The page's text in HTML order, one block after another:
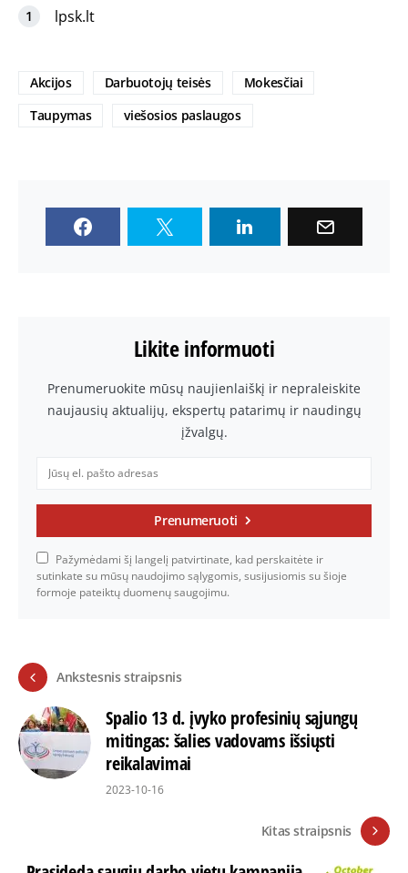
lpsk.lt
Akcijos Darbuotojų teisės
Mokesčiai
Taupymas
viešosios paslaugos
Likite informuoti
Prenumeruokite mūsų naujienlaiškį ir nepraleiskite
naujausių aktualijų, ekspertų patarimų ir naudingų
įžvalgų.
Prenumeruoti
Pažymėdami šį langelį patvirtinate, kad perskaitėte ir
sutinkate su mūsų naudojimo sąlygomis, susijusiomis su šioje
formoje pateiktų duomenų saugojimu.
Ankstesnis straipsnis
Spalio 13 d. įvyko profesinių sąjungų
mitingas: šalies vadovams išsiųsti
reikalavimai
2023-10-16
Kitas straipsnis